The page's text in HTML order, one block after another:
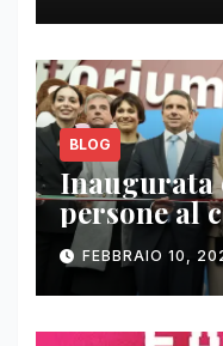
BLOG
Inaugurata
persone al
contenuti,
FEBBRAIO 10,